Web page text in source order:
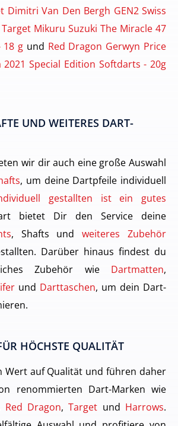
Dimitri Van Den Bergh GEN2 Swiss
Target Mikuru Suzuki The Miracle 47
18 g und Red Dragon Gerwyn Price
Special Edition Softdarts - 20g
UND WEITERES DART-
wir dir auch eine große Auswahl
, um deine Dartpfeile individuell
gestallten ist ein gutes
bietet Dir den Service deine
, Shafts undweiteres Zubehör
Darüber hinaus findest du
Zubehör wie Dartmatten,
und Darttaschen, um dein Dart-
HÖCHSTE QUALITÄT
Wert auf Qualität und führen daher
renommierten Dart-Marken wie
Red Dragon,Target und Harrows.